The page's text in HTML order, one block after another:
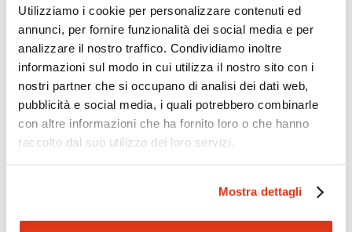
Utilizziamo i cookie per personalizzare contenuti ed
annunci, per fornire funzionalità dei social media e per
analizzare il nostro traffico. Condividiamo inoltre
informazioni sul modo in cui utilizza il nostro sito con i
nostri partner che si occupano di analisi dei dati web,
pubblicità e social media, i quali potrebbero combinarle
con altre informazioni che ha fornito loro o che hanno
raccolto dal suo utilizzo dei loro servizi.
Mostra dettagli
Crociera nella Baia di
Halong
Benessere
Trekking leggeri ed
Golf
Rafting zona Dalat